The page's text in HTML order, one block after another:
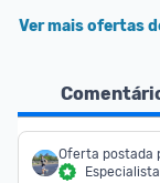
Ver mais ofertas
Oferta postada